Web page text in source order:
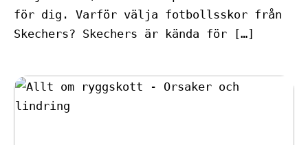
för dig. Varför välja fotbollsskor från
Skechers? Skechers är kända för […]